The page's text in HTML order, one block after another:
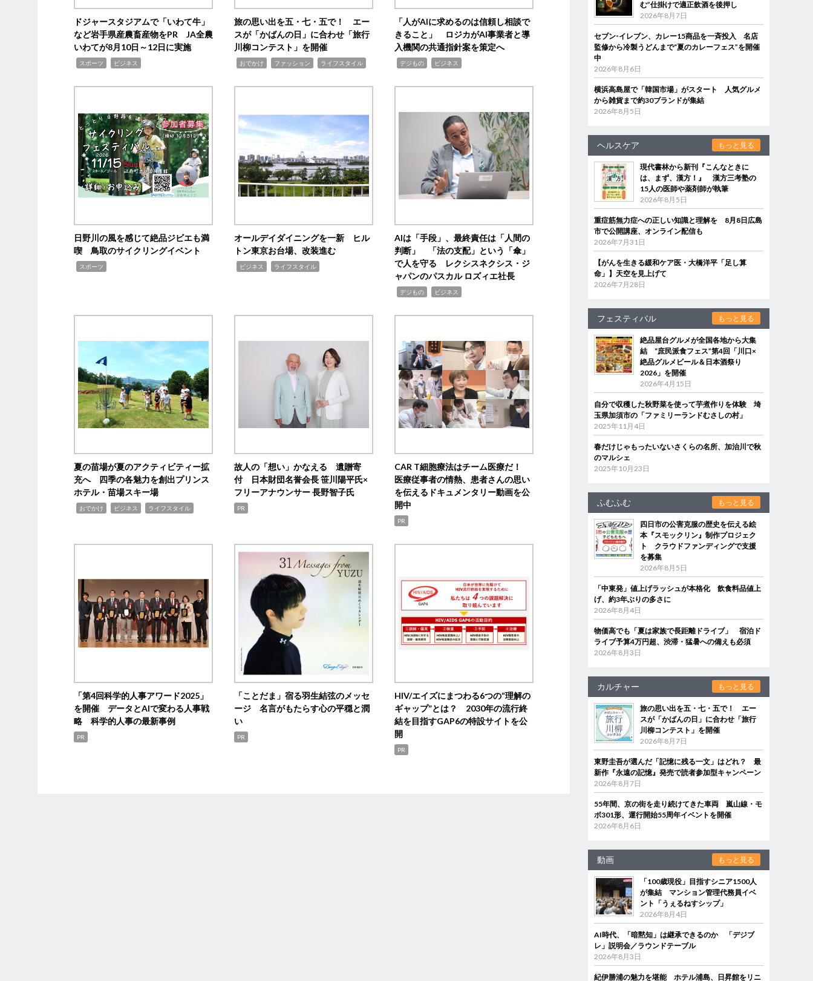
ドジャースタジアムで「いわて牛」
など岩手県産農畜産物をPR JA全農
いわてが8月10日～12日に実施
スポーツ ビジネス
旅の思い出を五・七・五で！ エー
スが「かばんの日」に合わせ「旅行
川柳コンテスト」を開催
おでかけ ファッション ライフスタイル
「人がAIに求めるのは信頼し相談で
きること」 ロジカがAI事業者と導
入機関の共通指針案を策定へ
デジもの ビジネス
日野川の風を感じて絶品ジビエも満
喫 鳥取のサイクリングイベント
スポーツ
オールデイダイニングを一新 ヒル
トン東京お台場、改装進む
ビジネス ライフスタイル
AIは「手段」、最終責任は「人間の
判断」 「法の支配」という「傘」
で人を守る レクシスネクシス・ジ
ャパンのパスカル ロズィエ社長
デジもの ビジネス
夏の苗場が夏のアクティビティー拡
充へ 四季の各魅力を創出プリンス
ホテル・苗場スキー場
おでかけ ビジネス ライフスタイル
故人の「想い」かなえる 遺贈寄
付 日本財団名誉会長 笹川陽平氏×
フリーアナウンサー 長野智子氏
PR
CAR T細胞療法はチーム医療だ！
医療従事者の情熱、患者さんの思い
を伝えるドキュメンタリー動画を公
開中
PR
「第4回科学的人事アワード2025」
を開催 データとAIで変わる人事戦
略 科学的人事の最新事例
PR
「ことだま」宿る羽生結弦のメッセ
ージ 名言がもたらす心の平穏と潤
い
PR
HIV/エイズにまつわる6つの“理解の
ギャップ”とは？ 2030年の流行終
結を目指すGAP6の特設サイトを公
開
PR
む”仕掛けで適正飲酒を後押し
2026年8月7日
セブン‐イレブン、カレー15商品を一斉投入 名店
監修から冷製うどんまで“夏のカレーフェス”を開催
中
2026年8月6日
横浜高島屋で「韓国市場」がスタート 人気グルメ
から雑貨まで約30ブランドが集結
2026年8月5日
ヘルスケア もっと見る
現代書林から新刊『こんなときに
は、まず、漢方！』 漢方三考塾の
15人の医師や薬剤師が執筆
2026年8月5日
重症筋無力症への正しい知識と理解を 8月8日広島
市で公開講座、オンライン配信も
2026年7月31日
【がんを生きる緩和ケア医・大橋洋平「足し算
命」】天空を見上げて
2026年7月28日
フェスティバル もっと見る
絶品屋台グルメが全国各地から大集
結 “庶民派食フェス”第4回「川口×
絶品グルメビール＆日本酒祭り
2026」を開催
2026年4月15日
自分で収穫した秋野菜を使って芋煮作りを体験 埼
玉県加須市の「ファミリーランドむさしの村」
2025年11月4日
春だけじゃもったいないさくらの名所、加治川で秋
のマルシェ
2025年10月23日
ふむふむ もっと見る
四日市の公害克服の歴史を伝える絵
本『スモックリン』制作プロジェク
ト クラウドファンディングで支援
を募集
2026年8月5日
「中東発」値上げラッシュが本格化 飲食料品値上
げ、約3年ぶりの多さに
2026年8月4日
物価高でも「夏は家族で長距離ドライブ」 宿泊ド
ライブ予算4万円超、渋滞・猛暑への備えも必須
2026年8月3日
カルチャー もっと見る
旅の思い出を五・七・五で！ エー
スが「かばんの日」に合わせ「旅行
川柳コンテスト」を開催
2026年8月7日
東野圭吾が選んだ「記憶に残る一文」はどれ？ 最
新作『永遠の記憶』発売で読者参加型キャンペーン
2026年8月7日
55年間、京の街を走り続けてきた車両 嵐山線・モ
ボ301形、運行開始55周年イベントを開催
2026年8月6日
動画 もっと見る
「100歳現役」目指すシニア1500人
が集結 マンション管理代務員イベ
ント「うぇるねすシップ」
2026年8月4日
AI時代、「暗黙知」は継承できるのか 「デジブ
レ」説明会／ラウンドテーブル
2026年8月3日
紀伊勝浦の魅力を堪能 ホテル浦島、日昇館をリニ